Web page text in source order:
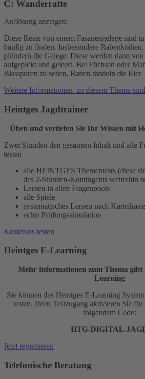
C: Wanderratte
Auflösung anzeigen:
Diese Reste von einem Fasanengelege sind
häufig zu finden. Insbesondere
plündern die Gelege. Diese werden dann
aufgepickt und geleert. Bei Füchsen oder
Bissspuren zu sehen, Ratten rändeln die Eier
Weitere Informationen zu diesem Thema
Heintges Jagdtrainer
Üben und vertiefen Sie Ihr Wissen mit
Zwei Stunden den gesamten Inhalt und alle
testen
alle HEINTGES Thementests (diese
des 2-Stunden-Kontingents weiterhin
Lernen in allen Fragenpools
alle Spiele
systematisches Lernen nach
echte Prüfungssimulation
Kostenlos testen
Heintges E-Learning
Mehr Informationen zum Thema gibt
Learning
Sie können das Heintges E-Learning
testen. Ihren Testzugang aktivieren Sie
folgendem Code:
HTG-DIGITAL-
Jetzt registrieren
Telefonische Beratung